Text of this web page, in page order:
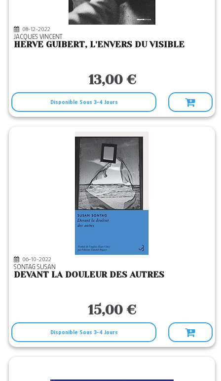
08-12-2022
JACQUES VINCENT
HERVE GUIBERT, L'ENVERS DU VISIBLE
13,00 €
Disponible Sous 3-4 Jours
06-10-2022
SONTAG SUSAN
DEVANT LA DOULEUR DES AUTRES
15,00 €
Disponible Sous 3-4 Jours